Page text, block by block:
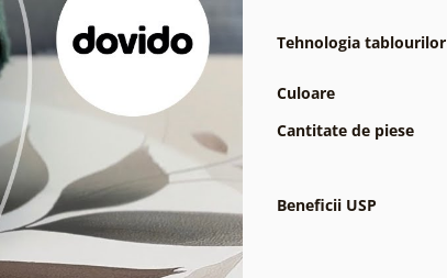
Tehnologia tablourilor
Culoare
Cantitate de piese
Beneficii USP